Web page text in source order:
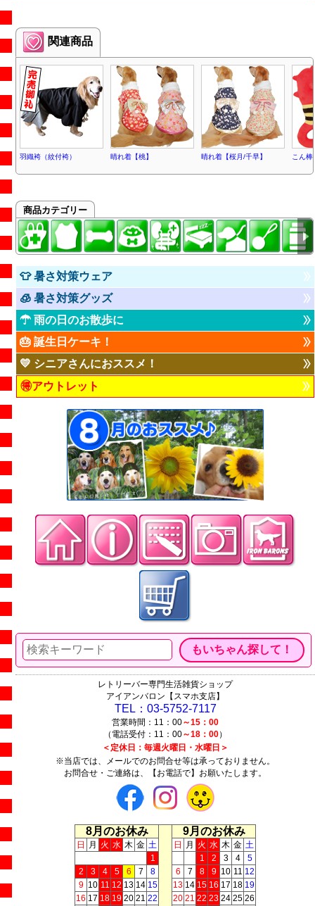
関連商品
羽織袴（紋付袴） 晴れ着【桃】 晴れ着【桜月/千早】 こん棒
商品カテゴリー
👕 暑さ対策ウェア
🧊 暑さ対策グッズ
☂ 雨の日のお散歩に
🎂 誕生日ケーキ！
💛 シニアさんにおススメ！
🉐アウトレット
レトリーバー専門生活雑貨ショップ
アイアンバロン【スマホ支店】
TEL：03-5752-7117
営業時間：11：00～15：00
（電話受付：11：00～18：00）
＜定休日：毎週火曜日・水曜日＞
※当店では、メールでのお問合せ等は承っておりません。
お問合せ・ご連絡は、【お電話で】お願いたします。
8月のお休み 9月のお休み
日 月 火 水 木 金 土 日 月 火 水 木 金 土
1
1 2 3 4
5
2
3 4 5 6 7 8 6 7 8 9 10 11 12
9 10 11 12 13 14 15 13 14 15 16 17 18 19
16 17 18 19 20 21 22 20 21 22 23 24 25 26